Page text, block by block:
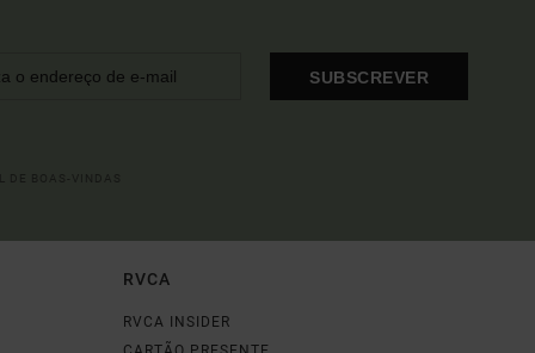
SUBSCREVER
RVCA
RVCA INSIDER